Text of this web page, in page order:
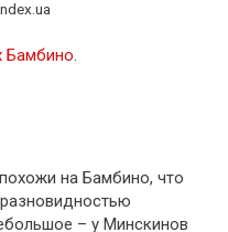
Бамбино.
на Бамбино, что
– у Минскинов